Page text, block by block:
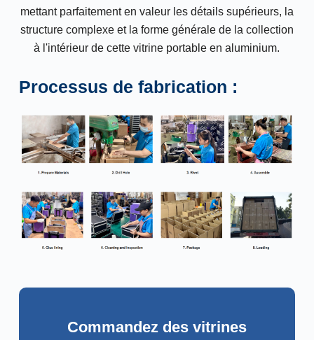
mettant parfaitement en valeur les détails supérieurs, la
structure complexe et la forme générale de la collection
à l'intérieur de cette vitrine portable en aluminium.
Processus de fabrication :
Commandez des vitrines